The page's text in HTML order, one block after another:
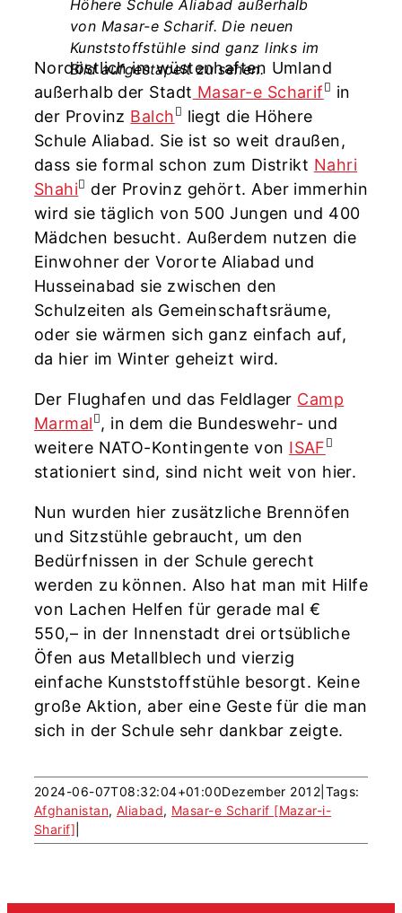
Höhere Schule Aliabad außerhalb
von Masar-e Scharif. Die neuen
Kunststoffstühle sind ganz links im
Bild aufgestapelt zu sehen.
Nordöstlich im wüstenhaften Umland
außerhalb der Stadt Masar-e Scharif
in
der Provinz Balch
liegt die Höhere
Schule Aliabad. Sie ist so weit draußen,
dass sie formal schon zum Distrikt Nahri
Shahi
der Provinz gehört. Aber immerhin
wird sie täglich von 500 Jungen und 400
Mädchen besucht. Außerdem nutzen die
Einwohner der Vororte Aliabad und
Husseinabad sie zwischen den
Schulzeiten als Gemeinschaftsräume,
oder sie wärmen sich ganz einfach auf,
da hier im Winter geheizt wird.
Der Flughafen und das Feldlager Camp
Marmal , in dem die Bundeswehr- und
weitere NATO-Kontingente von ISAF
stationiert sind, sind nicht weit von hier.
Nun wurden hier zusätzliche Brennöfen
und Sitzstühle gebraucht, um den
Bedürfnissen in der Schule gerecht
werden zu können. Also hat man mit Hilfe
von Lachen Helfen für gerade mal €
550,– in der Innenstadt drei ortsübliche
Öfen aus Metallblech und vierzig
einfache Kunststoffstühle besorgt. Keine
große Aktion, aber eine Geste für die man
sich in der Schule sehr dankbar zeigte.
2024-06-07T08:32:04+01:00Dezember 2012 Tags:
Afghanistan, Aliabad, Masar-e Scharif [Mazar-i-
Sharif]